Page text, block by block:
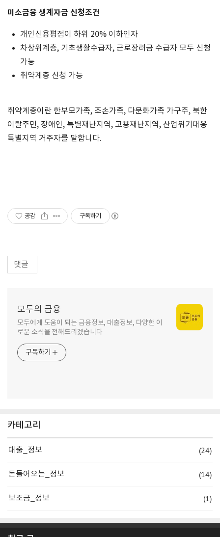
미소금융 생계자금 신청조건
개인신용평점이 하위 20% 이하인자
차상위계층, 기초생활수급자, 근로장려금 수급자 모두 신청
가능
취약계층 신청 가능
취약계층이란 한부모가족, 조손가족, 다문화가족 가구주, 북한
이탈주민, 장애인, 특별재난지역, 고용재난지역, 산업위기대응
특별지역 거주자를 말합니다.
공감 구독하기
댓글
모두의 금융
모두에게 도움이 되는 금융정보, 대출정보, 다양한 이
로운 소식을 전해드리겠습니다
구독하기
카테고리
대출_정보 (24)
돈들어오는_정보 (14)
보조금_정보 (1)